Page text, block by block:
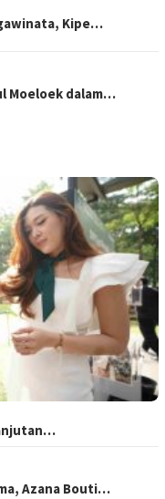
Kipe…
Moeloek dalam…
Azana Bouti…